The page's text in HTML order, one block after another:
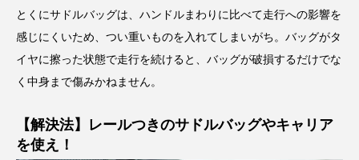
とくにサドルバッグは、ハンドルまわりに比べて走行への影響を
感じにくいため、つい重いものを入れてしまいがち。バッグがタ
イヤに擦った状態で走行を続けると、バッグが破損するだけでな
く中身まで傷みかねません。
【解決法】レールつきのサドルバッグやキャリア
を使え！